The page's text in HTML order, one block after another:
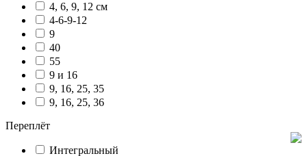
4, 6, 9, 12 см
4-6-9-12
9
40
55
9 и 16
9, 16, 25, 35
9, 16, 25, 36
Переплёт
Интегральный